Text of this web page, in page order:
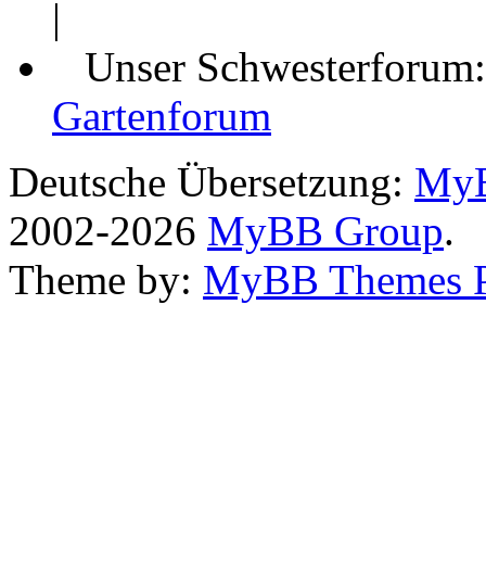
|
Unser
Gartenforum
Deutsche Übersetzung:
2002-2026 MyBB Group.
Theme by: MyBB Themes